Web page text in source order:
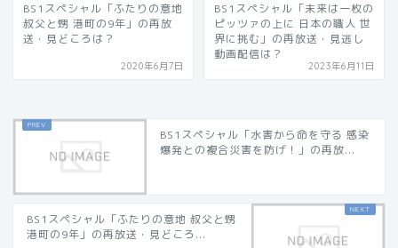
BS1スペシャル「ふたりの意地
叔父と甥 港町の9年」の再放
送・見どころは？
2020年6月7日
BS1スペシャル「未来は一枚の
ピッツァの上に 日本の職人 世
界に挑む」の再放送・見逃し
動画配信は？
2023年6月11日
BS1スペシャル「水害から命を守る 感染
爆発との複合災害を防げ！」の再放...
BS1スペシャル「ふたりの意地 叔父と甥
港町の9年」の再放送・見どころ...